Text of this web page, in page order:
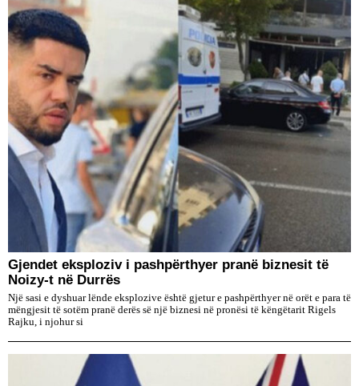
Gjendet eksploziv i pashpërthyer pranë biznesit të
Noizy-t në Durrës
Një sasi e dyshuar lënde eksplozive është gjetur e pashpërthyer në orët e para të
mëngjesit të sotëm pranë derës së një biznesi në pronësi të këngëtarit Rigels
Rajku, i njohur si